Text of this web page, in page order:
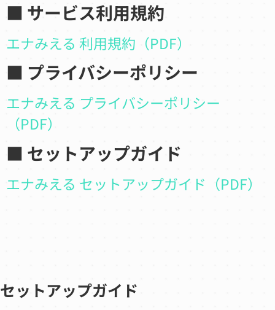
■ サービス利用規約
エナみえる 利用規約（PDF）
■ プライバシーポリシー
エナみえる プライバシーポリシー
（PDF）
■ セットアップガイド
エナみえる セットアップガイド（PDF）
セットアップガイド